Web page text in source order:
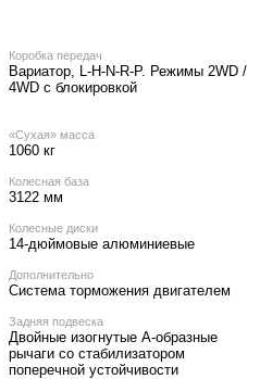
Коробка передач
Вариатор, L-H-N-R-P. Режимы 2WD /
4WD с блокировкой
«Сухая» масса
1060 кг
Колесная база
3122 мм
Колесные диски
14-дюймовые алюминиевые
Дополнительно
Система торможения двигателем
Задняя подвеска
Двойные изогнутые А-образные
рычаги со стабилизатором
поперечной устойчивости